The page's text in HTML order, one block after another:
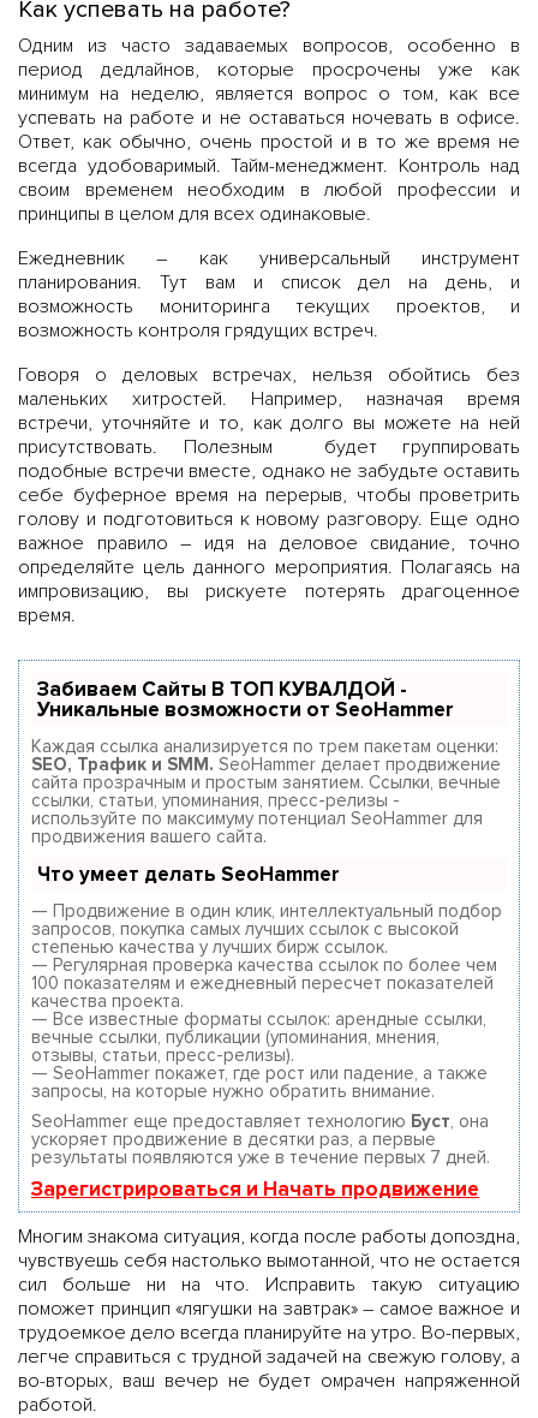
Как успевать на работе?
Одним из часто задаваемых вопросов, особенно в
период дедлайнов, которые просрочены уже как
минимум на неделю, является вопрос о том, как все
успевать на работе и не оставаться ночевать в офисе.
Ответ, как обычно, очень простой и в то же время не
всегда удобоваримый. Тайм-менеджмент. Контроль над
своим временем необходим в любой профессии и
принципы в целом для всех одинаковые.
Ежедневник – как универсальный инструмент
планирования. Тут вам и список дел на день, и
возможность мониторинга текущих проектов, и
возможность контроля грядущих встреч.
Говоря о деловых встречах, нельзя обойтись без
маленьких хитростей. Например, назначая время
встречи, уточняйте и то, как долго вы можете на ней
присутствовать. Полезным будет группировать
подобные встречи вместе, однако не забудьте оставить
себе буферное время на перерыв, чтобы проветрить
голову и подготовиться к новому разговору. Еще одно
важное правило – идя на деловое свидание, точно
определяйте цель данного мероприятия. Полагаясь на
импровизацию, вы рискуете потерять драгоценное
время.
Забиваем Сайты В ТОП КУВАЛДОЙ -
Уникальные возможности от SeoHammer
Каждая ссылка анализируется по трем пакетам оценки:
SEO, Трафик и SMM. SeoHammer делает продвижение
сайта прозрачным и простым занятием. Ссылки, вечные
ссылки, статьи, упоминания, пресс-релизы -
используйте по максимуму потенциал SeoHammer для
продвижения вашего сайта.
Что умеет делать SeoHammer
— Продвижение в один клик, интеллектуальный подбор
запросов, покупка самых лучших ссылок с высокой
степенью качества у лучших бирж ссылок.
— Регулярная проверка качества ссылок по более чем
100 показателям и ежедневный пересчет показателей
качества проекта.
— Все известные форматы ссылок: арендные ссылки,
вечные ссылки, публикации (упоминания, мнения,
отзывы, статьи, пресс-релизы).
— SeoHammer покажет, где рост или падение, а также
запросы, на которые нужно обратить внимание.
SeoHammer еще предоставляет технологию Буст, она
ускоряет продвижение в десятки раз, а первые
результаты появляются уже в течение первых 7 дней.
Зарегистрироваться и Начать продвижение
Многим знакома ситуация, когда после работы допоздна,
чувствуешь себя настолько вымотанной, что не остается
сил больше ни на что. Исправить такую ситуацию
поможет принцип «лягушки на завтрак» – самое важное и
трудоемкое дело всегда планируйте на утро. Во-первых,
легче справиться с трудной задачей на свежую голову, а
во-вторых, ваш вечер не будет омрачен напряженной
работой.